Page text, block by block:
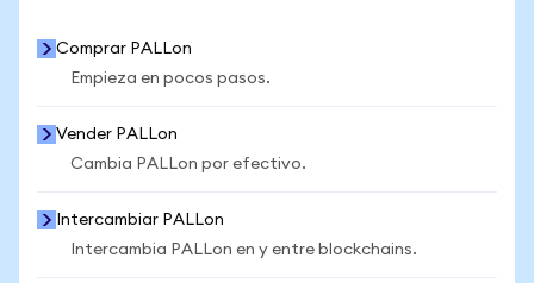
Comprar PALLon
Empieza en pocos pasos.
Vender PALLon
Cambia PALLon por efectivo.
Intercambiar PALLon
Intercambia PALLon en y entre blockchains.